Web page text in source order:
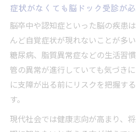
症状がなくても脳ドック受診が
脳卒中や認知症といった脳の疾患
んど自覚症状が現れないことが多
糖尿病、脂質異常症などの生活習
管の異常が進行していても気づき
に支障が出る前にリスクを把握す
す。
現代社会では健康志向が高まり、